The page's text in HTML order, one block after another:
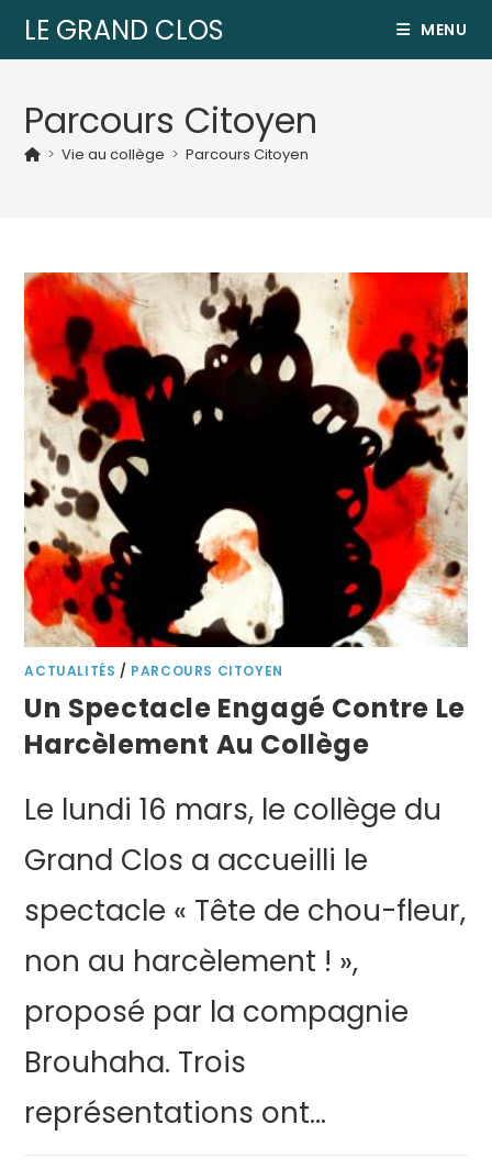
LE GRAND CLOS MENU
Parcours Citoyen
> Vie au collège > Parcours Citoyen
ACTUALITÉS / PARCOURS CITOYEN
Un Spectacle Engagé Contre Le
Harcèlement Au Collège
Le lundi 16 mars, le collège du
Grand Clos a accueilli le
spectacle « Tête de chou-fleur,
non au harcèlement ! »,
proposé par la compagnie
Brouhaha. Trois
représentations ont…